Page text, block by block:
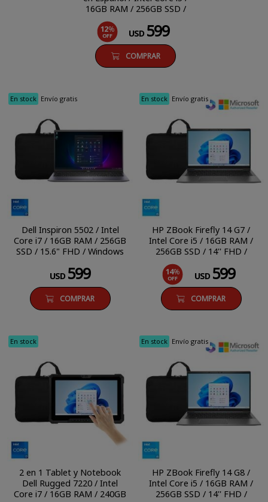
16GB RAM / 256GB SSD /
15.6'' FHD / Windows 11 Pro
12%
OFF USD 599
COMPRAR
En stock Envío gratis
Dell Inspiron 5502 / Intel
Core i7 / 16GB RAM / 256GB
SSD / 15.6" FHD / Windows
USD 599
COMPRAR
En stock Envío gratis
HP ZBook Firefly 14 G7 /
Intel Core i5 / 16GB RAM /
256GB SSD / 14'' FHD /
Windows 11 Pro
14%
OFF USD 599
COMPRAR
En stock
2 en 1 Tablet y Notebook
Dell Rugged 7220 / Intel
Core i7 / 16GB RAM / 240GB
En stock Envío gratis
HP ZBook Firefly 14 G8 /
Intel Core i5 / 16GB RAM /
256GB SSD / 14'' FHD /